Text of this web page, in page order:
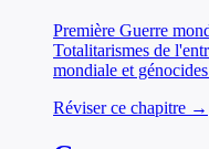
Première Guerre
Totalitarismes de
mondiale et
Réviser ce chapitre →